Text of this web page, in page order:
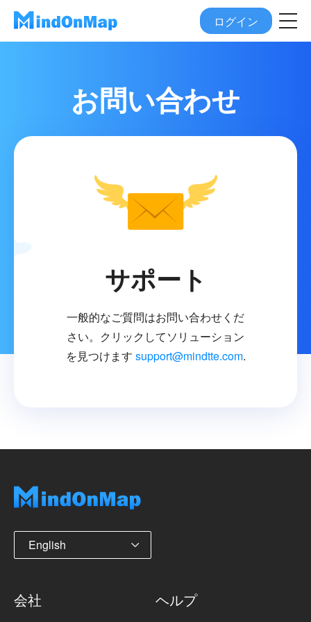
ログイン
お問い合わせ
サポート
一般的なご質問はお問い合わせくだ
さい。クリックしてソリューション
を見つけます support@mindtte.com.
English
会社 ヘルプ